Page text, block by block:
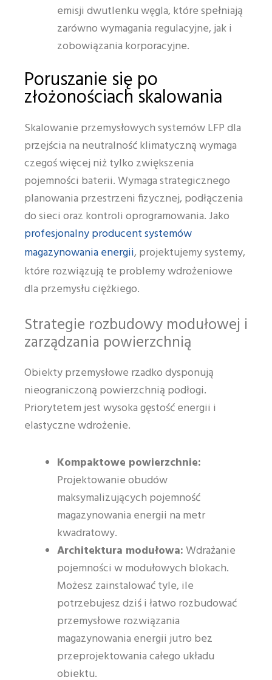
emisji dwutlenku węgla, które spełniają
zarówno wymagania regulacyjne, jak i
zobowiązania korporacyjne.
Poruszanie się po
złożonościach skalowania
Skalowanie przemysłowych systemów LFP dla
przejścia na neutralność klimatyczną wymaga
czegoś więcej niż tylko zwiększenia
pojemności baterii. Wymaga strategicznego
planowania przestrzeni fizycznej, podłączenia
do sieci oraz kontroli oprogramowania. Jako
profesjonalny producent systemów
magazynowania energii, projektujemy systemy,
które rozwiązują te problemy wdrożeniowe
dla przemysłu ciężkiego.
Strategie rozbudowy modułowej i
zarządzania powierzchnią
Obiekty przemysłowe rzadko dysponują
nieograniczoną powierzchnią podłogi.
Priorytetem jest wysoka gęstość energii i
elastyczne wdrożenie.
Kompaktowe powierzchnie:
Projektowanie obudów
maksymalizujących pojemność
magazynowania energii na metr
kwadratowy.
Architektura modułowa:Wdrażanie
pojemności w modułowych blokach.
Możesz zainstalować tyle, ile
potrzebujesz dziś i łatwo rozbudować
przemysłowe rozwiązania
magazynowania energii jutro bez
przeprojektowania całego układu
obiektu.